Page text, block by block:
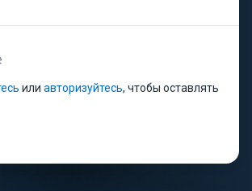
или авторизуйтесь, чтобы оставлять